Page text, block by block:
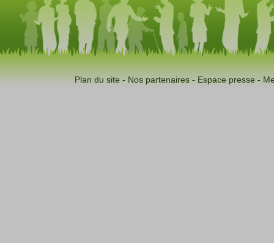
Plan du site - Nos partenaires - Espace presse -